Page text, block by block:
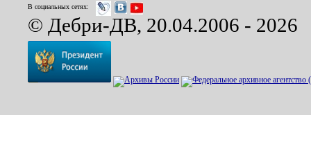
В социальных сетях:
© Дебри-ДВ, 20.04.2006 - 2026